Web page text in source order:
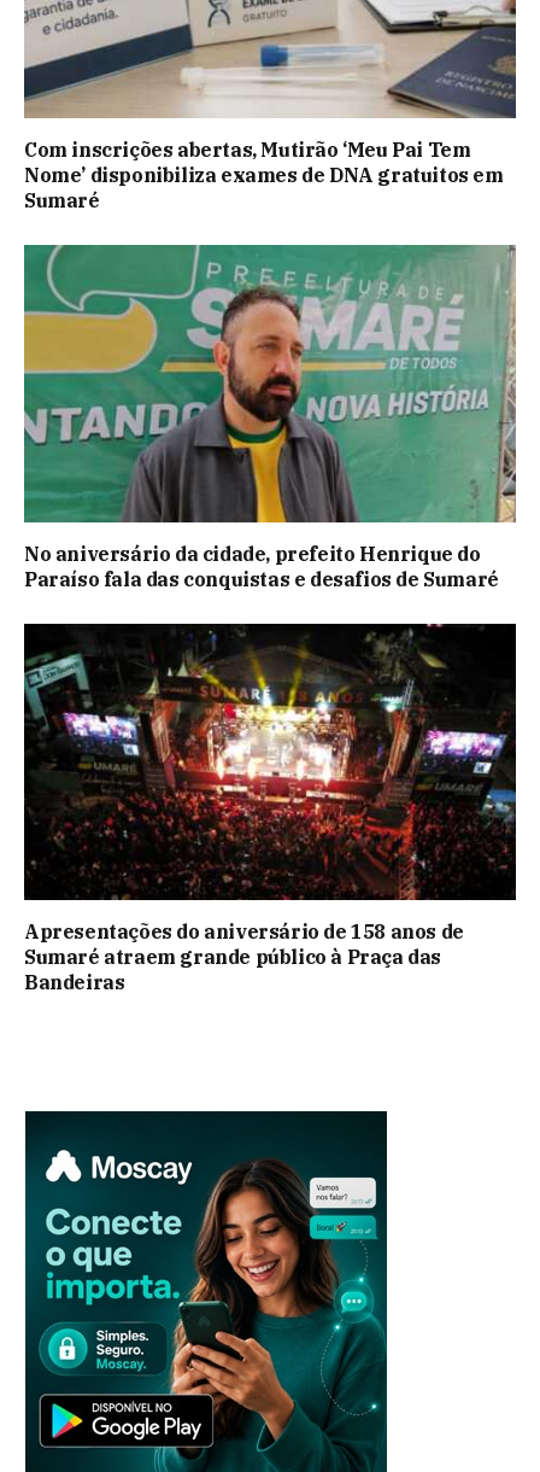
Com inscrições abertas, Mutirão ‘Meu Pai Tem
Nome’ disponibiliza exames de DNA gratuitos em
Sumaré
No aniversário da cidade, prefeito Henrique do
Paraíso fala das conquistas e desafios de Sumaré
Apresentações do aniversário de 158 anos de
Sumaré atraem grande público à Praça das
Bandeiras